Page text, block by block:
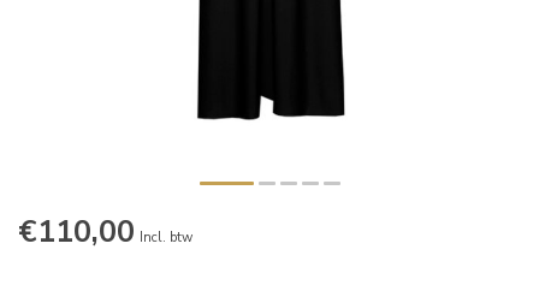
€110,00 Incl. btw